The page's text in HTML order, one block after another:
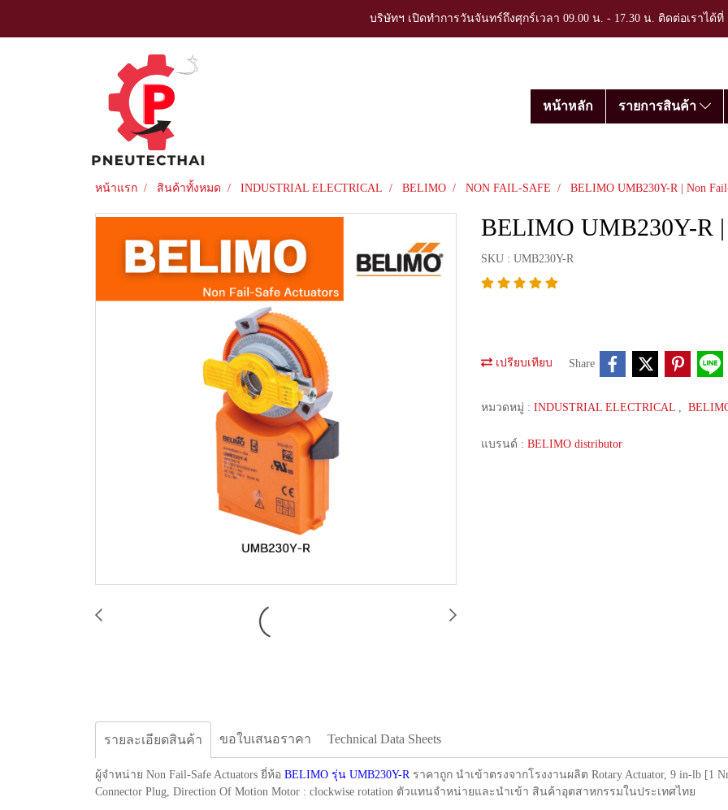
บริษัทฯ เปิดทำการวันจันทร์ถึงศุกร์เวลา 09.00 น. - 17.30 น. ติดต่อเราได้ที่ :
หน้าหลัก รายการสินค้า
หน้าแรก สินค้าทั้งหมด INDUSTRIAL ELECTRICAL BELIMO NON FAIL-SAFE BELIMO UMB230Y-R | Non
BELIMO UMB230Y-R |
SKU : UMB230Y-R
เปรียบเทียบ Share
หมวดหมู่ : INDUSTRIAL ELECTRICAL ,
แบรนด์ : BELIMO distributor
รายละเอียดสินค้า ขอใบเสนอราคา Technical Data Sheets
ผู้จำหน่าย Non Fail-Safe Actuators ยี่ห้อ BELIMO รุ่น UMB230Y-R ราคาถูก นำเข้าตรงจากโรงงานผลิต Rotary Actuator, 9 in-lb [1
Connector Plug, Direction Of Motion Motor : clockwise rotation ตัวแทนจำหน่ายและนำเข้า สินค้าอุตสาหกรรมในประเทศไทย